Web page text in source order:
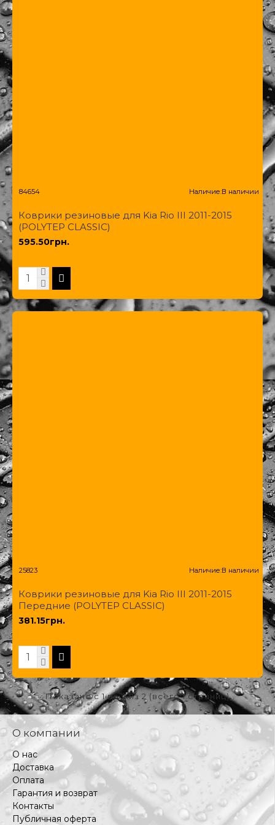
84654 Наличие:В наличии
Коврики резиновые для Kia Rio III 2011-2015
(POLYTEP CLASSIC)
595.50грн.
25823 Наличие:В наличии
Коврики резиновые для Kia Rio III 2011-2015
Передние (POLYTEP CLASSIC)
381.15грн.
Показано с 1 по 2 из 2 (всего 1 страниц)
О компании
О нас
Доставка
Оплата
Гарантия и возврат
Контакты
Публичная оферта